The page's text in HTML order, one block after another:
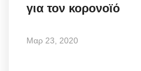
για τον κορονοϊό
Μαρ 23, 2020